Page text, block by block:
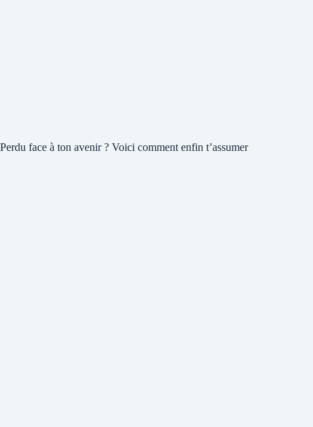
Perdu face à ton avenir ? Voici comment enfin t’assumer